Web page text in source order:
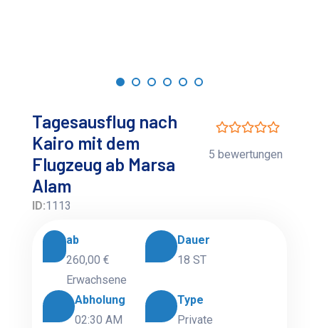
Tagesausflug nach
Kairo mit dem
Flugzeug ab Marsa
Alam
ID:1113
5 bewertungen
ab
260,00 €
Erwachsene
Dauer
18 ST
Abholung
02:30 AM
Type
Private